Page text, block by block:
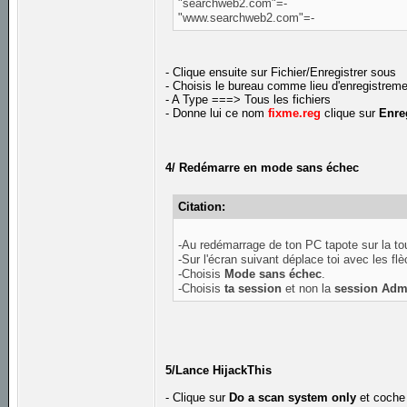
"searchweb2.com"=-
"www.searchweb2.com"=-
- Clique ensuite sur Fichier/Enregistrer sous
- Choisis le bureau comme lieu
- A Type ===> Tous les fichiers
- Donne lui ce nomfixme.reg clique sur
4/ Redémarre en mode sans échec
Citation:
-Au redémarrage de ton PC tapote sur la
-Sur l'écran suivant déplace toi avec les
-Choisis Mode sans échec.
-Choisista session et non lasession
5/Lance HijackThis
- Clique sur Do a scan system only et